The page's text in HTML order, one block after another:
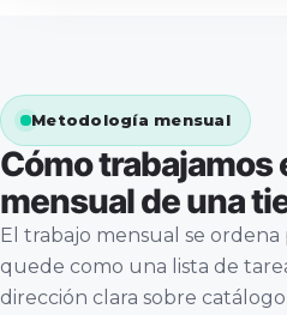
Metodología mensual
Cómo trabajamos
mensual de una
El trabajo mensual se ordena
quede como una lista de
dirección clara sobre